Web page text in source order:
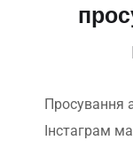
Просування
Інстаграм